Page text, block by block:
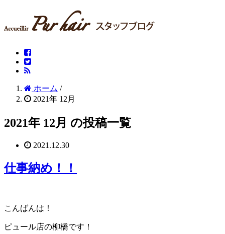
ホーム /
2021年 12月
2021年 12月 の投稿一覧
2021.12.30
仕事納め！！
こんばんは！
ピュール店の柳橋です！